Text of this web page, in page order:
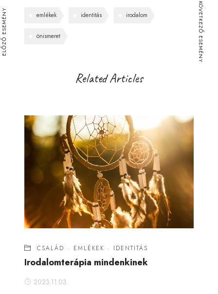
emlékek identitás irodalom
önismeret
Related Articles
CSALÁD · EMLÉKEK · IDENTITÁS
Irodalomterápia mindenkinek
2023.11.03.
ELŐZŐ ESEMÉNY KÖVETKEZŐ ESEMÉNY